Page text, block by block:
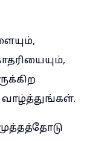
வாழ்த்துங்கள்.